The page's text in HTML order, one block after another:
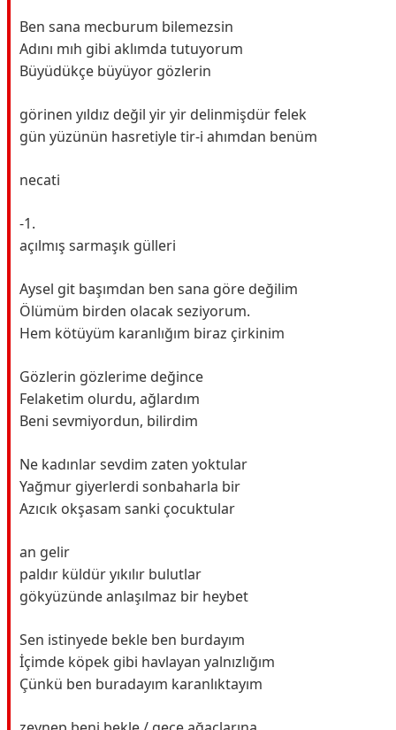
Ben sana mecburum bilemezsin
Adını mıh gibi aklımda tutuyorum
Büyüdükçe büyüyor gözlerin
görinen yıldız değil yir yir delinmişdür felek
gün yüzünün hasretiyle tir-i ahımdan benüm
necati
-1.
açılmış sarmaşık gülleri
Aysel git başımdan ben sana göre değilim
Ölümüm birden olacak seziyorum.
Hem kötüyüm karanlığım biraz çirkinim
Gözlerin gözlerime değince
Felaketim olurdu, ağlardım
Beni sevmiyordun, bilirdim
Ne kadınlar sevdim zaten yoktular
Yağmur giyerlerdi sonbaharla bir
Azıcık okşasam sanki çocuktular
an gelir
paldır küldür yıkılır bulutlar
gökyüzünde anlaşılmaz bir heybet
Sen istinyede bekle ben burdayım
İçimde köpek gibi havlayan yalnızlığım
Çünkü ben buradayım karanlıktayım